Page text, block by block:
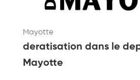
Mayotte
deratisation dans le
Mayotte